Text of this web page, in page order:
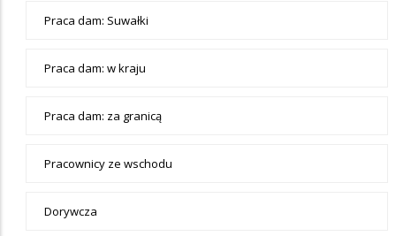
Praca dam: Suwałki
Praca dam: w kraju
Praca dam: za granicą
Pracownicy ze wschodu
Dorywcza